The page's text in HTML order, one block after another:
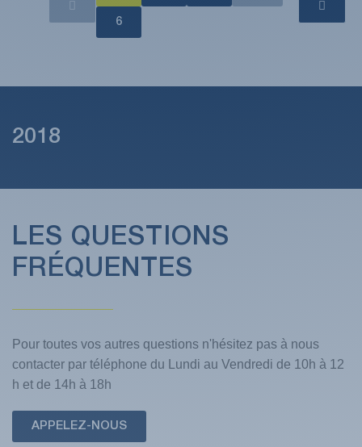
6
2018
LES QUESTIONS
FRÉQUENTES
Pour toutes vos autres questions n'hésitez pas à nous
contacter par téléphone du Lundi au Vendredi de 10h à 12
h et de 14h à 18h
APPELEZ-NOUS